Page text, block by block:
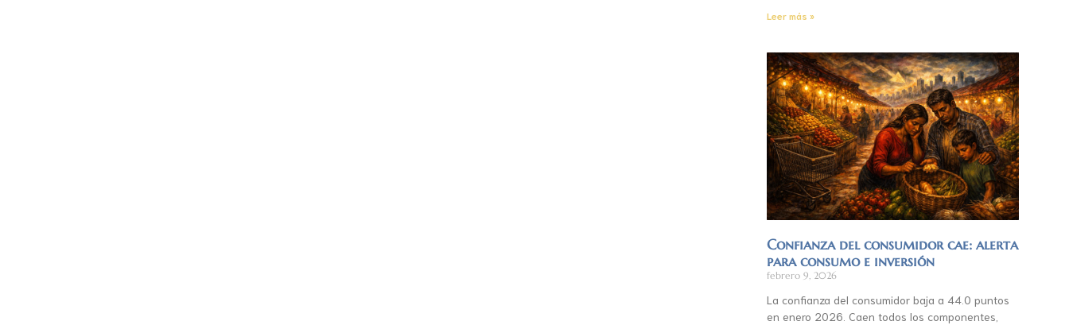
Leer más »
Confianza del consumidor cae: alerta
para consumo e inversión
febrero 9, 2026
La confianza del consumidor baja a 44.0 puntos
en enero 2026. Caen todos los componentes,